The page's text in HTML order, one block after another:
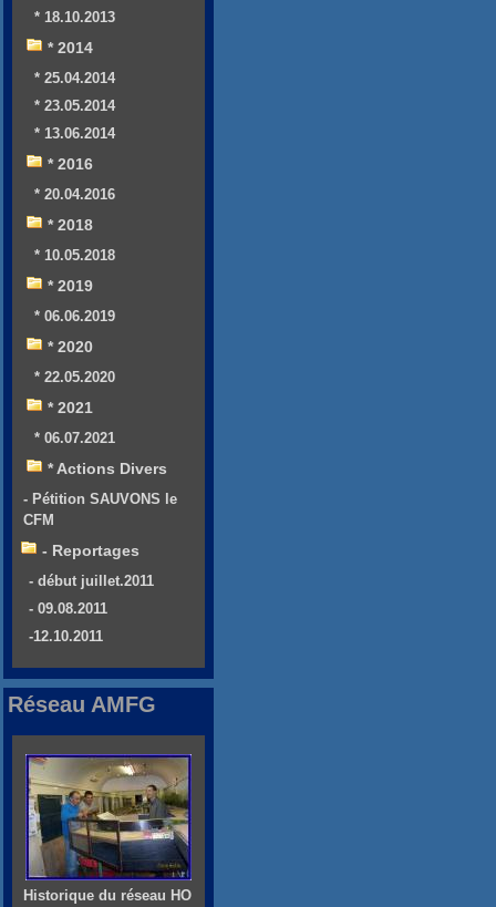
* 18.10.2013
* 2014
* 25.04.2014
* 23.05.2014
* 13.06.2014
* 2016
* 20.04.2016
* 2018
* 10.05.2018
* 2019
* 06.06.2019
* 2020
* 22.05.2020
* 2021
* 06.07.2021
* Actions Divers
- Pétition SAUVONS le
CFM
- Reportages
- début juillet.2011
- 09.08.2011
-12.10.2011
Réseau AMFG
Historique du réseau HO